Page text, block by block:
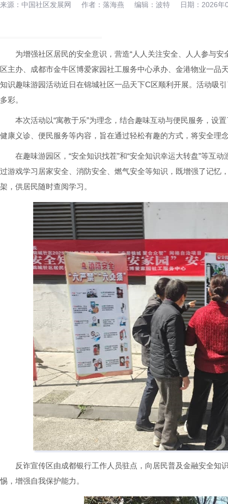
来源： 中国社区发展网 作者： 落海燕 编辑： 波特 日期： 2026年
为增强社区居民的安全意识，营造“人人关注安全、人人参与
区主办、成都市金牛区博爱家园社工服务中心承办、金港物业一品
知识趣味游园活动近日在锦城社区一品天下C区顺利开展。活动吸
多彩。
本次活动以“寓教于乐”为理念，结合趣味互动与便民服务，设
健康义诊、便民服务等内容，旨在通过轻松有趣的方式，将安全理
在趣味游园区，“安全知识找茬”和“安全知识幸运大转盘”等互
过游戏学习居家安全、消防安全、燃气安全等知识，既增强了记忆
架，供居民随时查阅学习。
反诈宣传区由成都银行工作人员驻点，向居民普及金融安全知
惕，增强自我保护能力。